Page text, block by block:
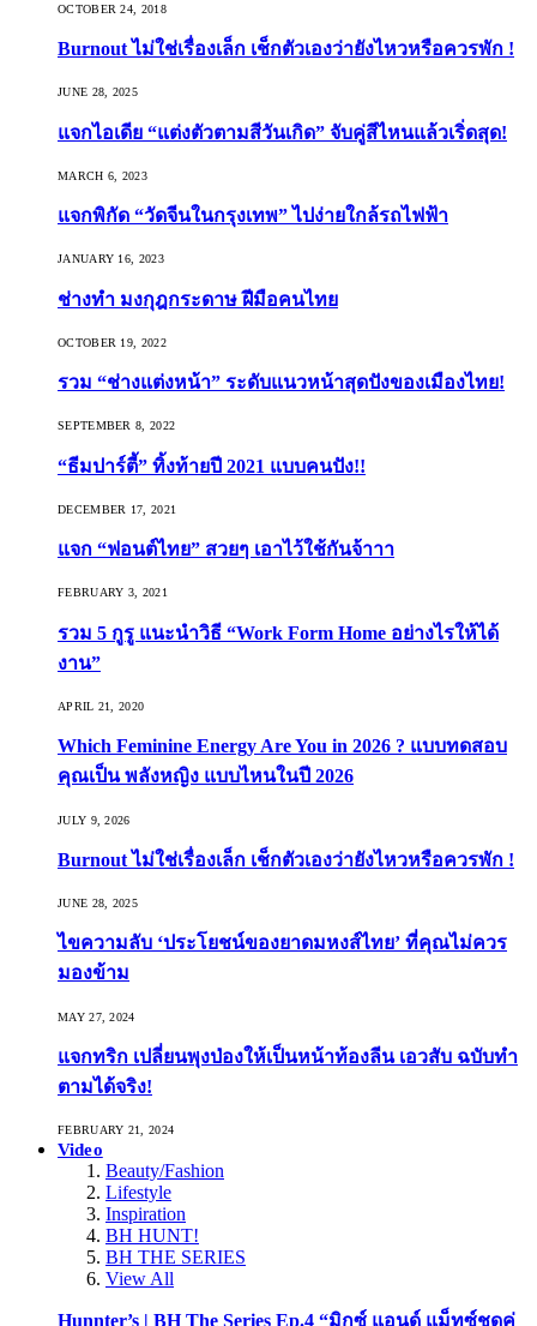
OCTOBER 24, 2018
Burnout ไม่ใช่เรื่องเล็ก เช็กตัวเองว่ายังไหวหรือควรพัก !
JUNE 28, 2025
แจกไอเดีย “แต่งตัวตามสีวันเกิด” จับคู่สีไหนแล้วเริ่ดสุด!
MARCH 6, 2023
แจกพิกัด “วัดจีนในกรุงเทพ” ไปง่ายใกล้รถไฟฟ้า
JANUARY 16, 2023
ช่างทำ มงกุฎกระดาษ ฝีมือคนไทย
OCTOBER 19, 2022
รวม “ช่างแต่งหน้า” ระดับแนวหน้าสุดปังของเมืองไทย!
SEPTEMBER 8, 2022
“ธีมปาร์ตี้” ทิ้งท้ายปี 2021 แบบคนปัง!!
DECEMBER 17, 2021
แจก “ฟอนต์ไทย” สวยๆ เอาไว้ใช้กันจ้าาา
FEBRUARY 3, 2021
รวม 5 กูรู แนะนำวิธี “Work Form Home อย่างไรให้ได้
งาน”
APRIL 21, 2020
Which Feminine Energy Are You in 2026 ? แบบทดสอบ
คุณเป็น พลังหญิง แบบไหนในปี 2026
JULY 9, 2026
Burnout ไม่ใช่เรื่องเล็ก เช็กตัวเองว่ายังไหวหรือควรพัก !
JUNE 28, 2025
ไขความลับ ‘ประโยชน์ของยาดมหงส์ไทย’ ที่คุณไม่ควร
มองข้าม
MAY 27, 2024
แจกทริก เปลี่ยนพุงป่องให้เป็นหน้าท้องลีน เอวสับ ฉบับทำ
ตามได้จริง!
FEBRUARY 21, 2024
Video
Beauty/Fashion
Lifestyle
Inspiration
BH HUNT!
BH THE SERIES
View All
Hunnter’s | BH The Series Ep.4 “มิกซ์ แอนด์ แม็ทซ์ชุดคู่